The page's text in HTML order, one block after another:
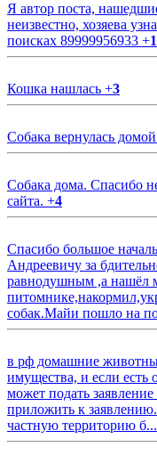
Я автор поста,
неизвестно, хозяева
поисках 89999956933 +1
Кошка нашлась +3
Собака вернулась
Собака дома. Спасибо
сайта. +4
Спасибо большое
Андреевичу за
равнодушным ,а нашёл
собак.Майи пошло на
в рф домашние
имущества, и если есть
может подать
приложить к
частную территорию б...